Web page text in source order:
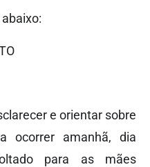
e orientar sobre
ocorrer amanhã, dia
para as mães